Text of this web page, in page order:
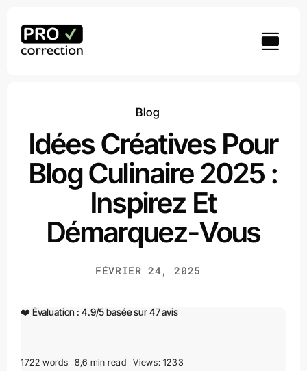
contenu
Blog
Idées Créatives Pour
Blog Culinaire 2025 :
Inspirez Et
Démarquez-Vous
FÉVRIER 24, 2025
❤️ Évaluation : 4.9/5basée sur47avis
1722 words 8,6 min read Views: 1233